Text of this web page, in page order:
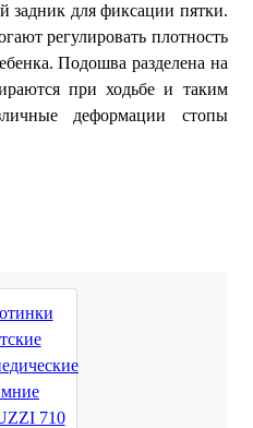
для фиксации пятки.
регулировать плотность
Подошва разделена на
при ходьбе и таким
деформации стопы